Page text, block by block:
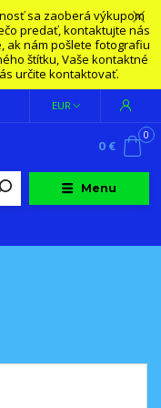
sa zaoberá výkupom
predať, kontaktujte nás
ak nám pošlete fotografiu
štítku, Vaše kontaktné
určite kontaktovať.
Menu
EUR
0
0 €